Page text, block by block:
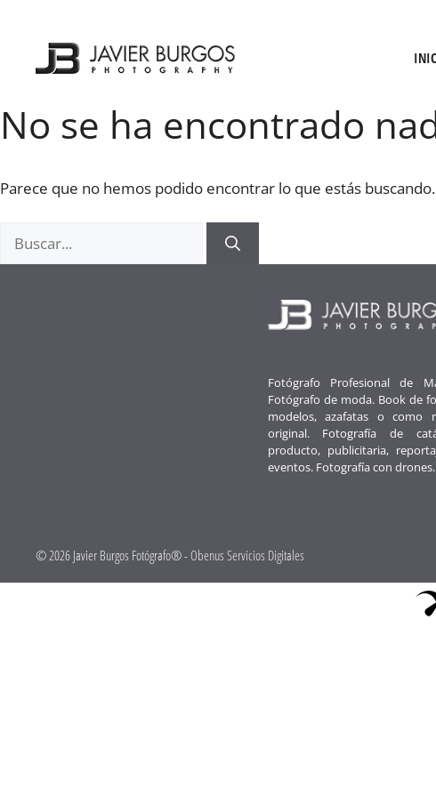
contenido
No se ha encontrado
Parece que no hemos podido encontrar lo que estás
Fotógrafo Profesional de
Fotógrafo de moda. Book de
modelos, azafatas o como
original. Fotografía de
producto, publicitaria,
eventos. Fotografía con drones.
© 2026 Javier Burgos Fotógrafo® -Obenus Servicios Digitales